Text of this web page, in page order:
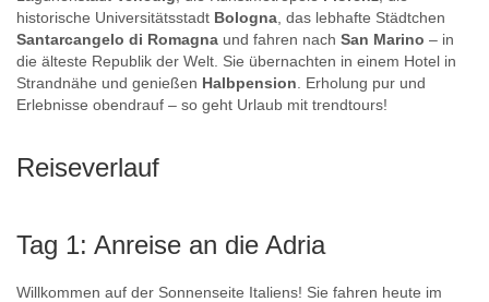
historische Universitätsstadt Bologna , das lebhafte Städtchen
Santarcangelo di Romagna und fahren nach San Marino – in
die älteste Republik der Welt. Sie übernachten in einem Hotel in
Strandnähe und genießen Halbpension . Erholung pur und
Erlebnisse obendrauf – so geht Urlaub mit trendtours!
Reiseverlauf
Tag 1: Anreise an die Adria
Willkommen auf der Sonnenseite Italiens! Sie fahren heute im